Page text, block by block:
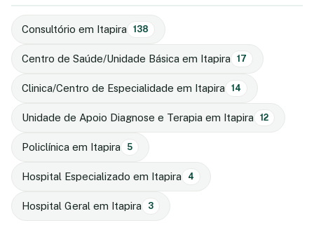
Consultório em Itapira 138
Centro de Saúde/Unidade Básica em Itapira 17
Clinica/Centro de Especialidade em Itapira 14
Unidade de Apoio Diagnose e Terapia em Itapira 12
Policlínica em Itapira 5
Hospital Especializado em Itapira 4
Hospital Geral em Itapira 3